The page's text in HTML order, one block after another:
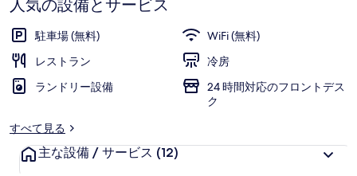
ン
チ
(新
驛
旅
人気の設備とサービス
駐車場 (無料)
WiFi (無料)
レストラン
冷房
ランドリー設備
24 時間対応のフロントデス
ク
すべて見る
主な設備 / サービス (12)